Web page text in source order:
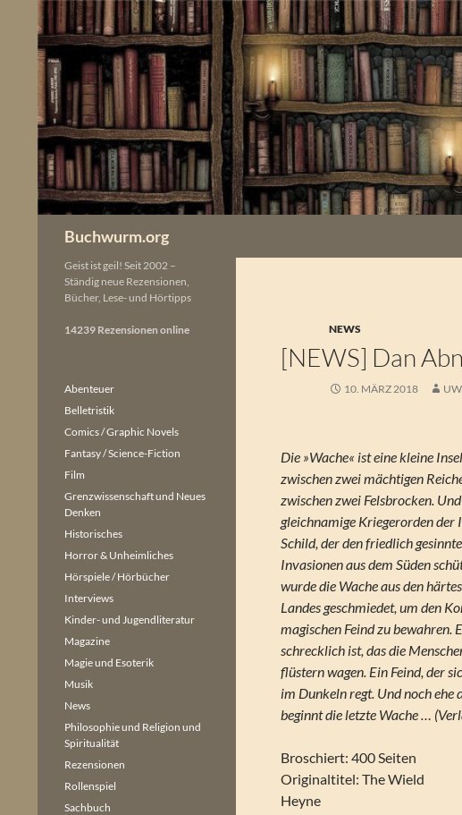
springen
Buchwurm.org
NEWS
[NEWS] Dan
10. MÄRZ 2018
Die »Wache« ist eine kleine
zwischen zwei mächtigen
zwischen zwei Felsbrocken.
gleichnamige Kriegerorden der
Schild, der den friedlich
Invasionen aus dem Süden
wurde die Wache aus den
Landes geschmiedet, um den
magischen Feind zu bewahren.
schrecklich ist, das die
flüstern wagen. Ein Feind, der
im Dunkeln regt. Und noch ehe
beginnt die letzte Wache …
Broschiert: 400 Seiten
Originaltitel: The Wield
Heyne
Geist ist geil! Seit 2002 –
Ständig neue Rezensionen,
Bücher, Lese- und Hörtipps
14239 Rezensionen online
Abenteuer
Belletristik
Comics / Graphic Novels
Fantasy / Science-Fiction
Film
Grenzwissenschaft und Neues
Denken
Historisches
Horror & Unheimliches
Hörspiele / Hörbücher
Interviews
Kinder- und Jugendliteratur
Magazine
Magie und Esoterik
Musik
News
Philosophie und Religion und
Spiritualität
Rezensionen
Rollenspiel
Sachbuch